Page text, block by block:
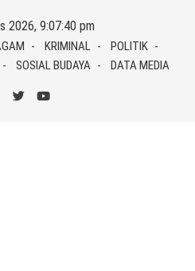
2026, 9:07:40 pm
KRIMINAL
POLITIK
SOSIAL BUDAYA DATA MEDIA